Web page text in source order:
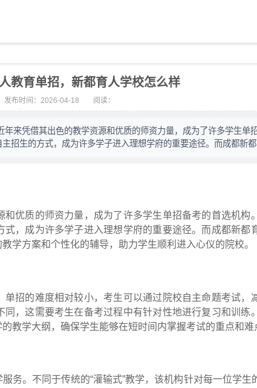
教育单招，新都育人学校怎么样
发布时间：2026-04-18 阅读：
来凭借其出色的教学资源和优质的师资力量，成为了许多学生单
招生的方式，成为许多学子进入理想学府的重要途径。而成都新
优质的师资力量，成为了许多学生单招备考的首选机构
，成为许多学子进入理想学府的重要途径。而成都新都
学方案和个性化的辅导，助力学生顺利进入心仪的院校。
招的难度相对较小，考生可以通过院校自主命题考试，
，这需要考生在备考过程中有针对性地进行复习和训练
教学大纲，确保学生能够在短时间内掌握考试的重点和难
务。不同于传统的“灌输式”教学，该机构针对每一位学生